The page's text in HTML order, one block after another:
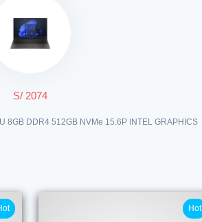
S/ 2074
8GB DDR4 512GB NVMe 15.6P INTEL GRAPHICS
Hot